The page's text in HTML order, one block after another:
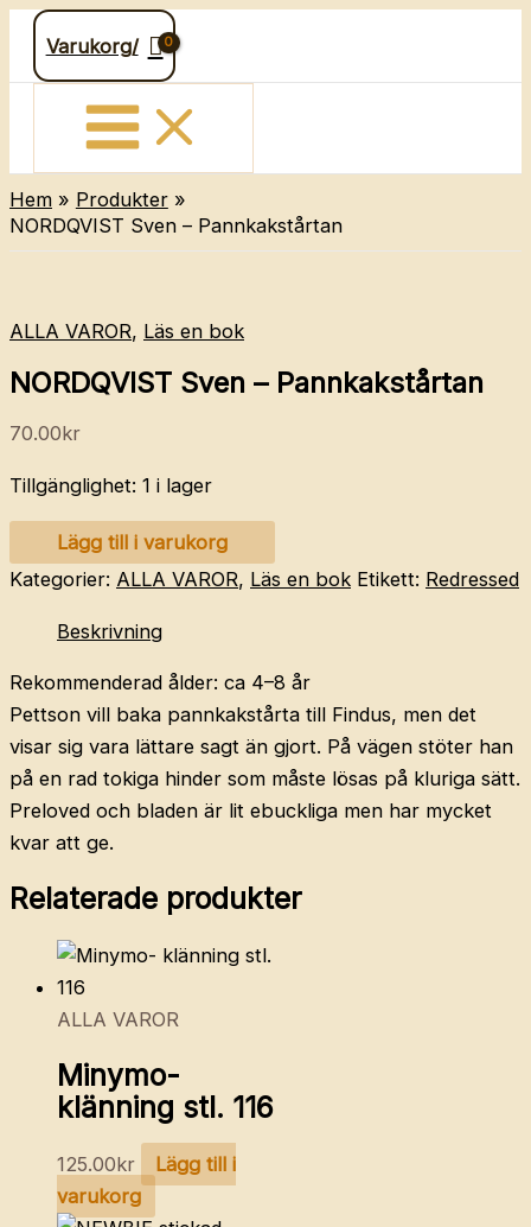
Hoppa
innehåll
Varukorg/
Hem
Produkter
NORDQVIST Sven – Pannkakstårtan
ALLA VAROR, Läs en bok
NORDQVIST Sven – Pannkakstårtan
70.00kr
Tillgänglighet: 1 i lager
NORDQVIST
Sven
Pannkakstårtan
Lägg till i varukorg
Kategorier: ALLA VAROR, Läs en bok Etikett: Redressed
Beskrivning
Rekommenderad ålder: ca 4–8 år
Pettson vill baka pannkakstårta till Findus, men det
visar sig vara lättare sagt än gjort. På vägen stöter han
på en rad tokiga hinder som måste lösas på kluriga sätt.
Preloved och bladen är lit ebuckliga men har mycket
kvar att ge.
Relaterade produkter
ALLA VAROR
Minymo-
klänning stl. 116
125.00kr
Lägg till i
varukorg